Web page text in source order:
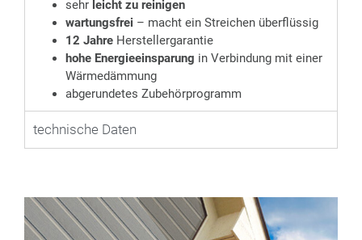
sehr leicht zu reinigen
wartungsfrei – macht ein Streichen überflüssig
12 Jahre Herstellergarantie
hohe Energieeinsparung in Verbindung mit einer
Wärmedämmung
abgerundetes Zubehörprogramm
technische Daten